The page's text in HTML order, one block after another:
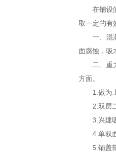
在铺设
取一定的有
一、混
面腐蚀，吸
二、重
方面。
1.做为
2.双层
3.兴建
4.单双
5.铺盖